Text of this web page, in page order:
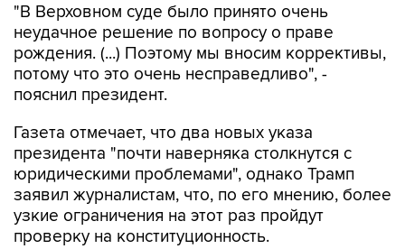
"В Верховном суде было принято очень
неудачное решение по вопросу о праве
рождения. (...) Поэтому мы вносим коррективы,
потому что это очень несправедливо", -
пояснил президент.
Газета отмечает, что два новых указа
президента "почти наверняка столкнутся с
юридическими проблемами", однако Трамп
заявил журналистам, что, по его мнению, более
узкие ограничения на этот раз пройдут
проверку на конституционность.